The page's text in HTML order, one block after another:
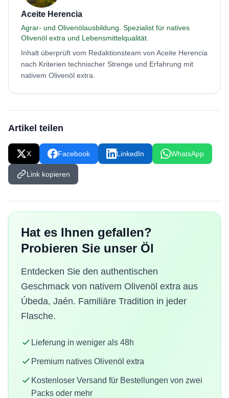
Aceite Herencia
Agrar- und Olivenölausbildung. Spezialist für natives
Olivenöl extra und Lebensmittelqualität.
Inhalt überprüft vom Redaktionsteam von Aceite Herencia
nach Kriterien technischer Strenge und Erfahrung mit
nativem Olivenöl extra.
Artikel teilen
X Facebook LinkedIn WhatsApp
Link kopieren
Hat es Ihnen gefallen?
Probieren Sie unser Öl
Entdecken Sie den authentischen
Geschmack von nativem Olivenöl extra aus
Úbeda, Jaén. Familiäre Tradition in jeder
Flasche.
Lieferung in weniger als 48h
Premium natives Olivenöl extra
Kostenloser Versand für Bestellungen von zwei
Packs oder mehr